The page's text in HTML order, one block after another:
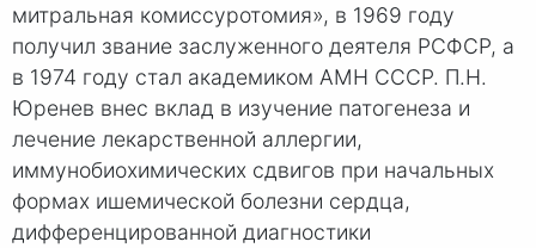
митральная комиссуротомия», в 1969 году
получил звание заслуженного деятеля РСФСР, а
в 1974 году стал академиком АМН СССР. П.Н.
Юренев внес вклад в изучение патогенеза и
лечение лекарственной аллергии,
иммунобиохимических сдвигов при начальных
формах ишемической болезни сердца,
дифференцированной диагностики